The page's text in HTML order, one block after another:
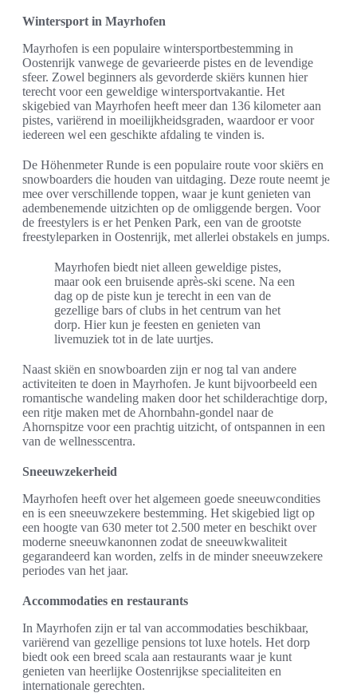
Wintersport in Mayrhofen
Mayrhofen is een populaire wintersportbestemming in
Oostenrijk vanwege de gevarieerde pistes en de levendige
sfeer. Zowel beginners als gevorderde skiërs kunnen hier
terecht voor een geweldige wintersportvakantie. Het
skigebied van Mayrhofen heeft meer dan 136 kilometer aan
pistes, variërend in moeilijkheidsgraden, waardoor er voor
iedereen wel een geschikte afdaling te vinden is.
De Höhenmeter Runde is een populaire route voor skiërs en
snowboarders die houden van uitdaging. Deze route neemt je
mee over verschillende toppen, waar je kunt genieten van
adembenemende uitzichten op de omliggende bergen. Voor
de freestylers is er het Penken Park, een van de grootste
freestyleparken in Oostenrijk, met allerlei obstakels en jumps.
Mayrhofen biedt niet alleen geweldige pistes,
maar ook een bruisende après-ski scene. Na een
dag op de piste kun je terecht in een van de
gezellige bars of clubs in het centrum van het
dorp. Hier kun je feesten en genieten van
livemuziek tot in de late uurtjes.
Naast skiën en snowboarden zijn er nog tal van andere
activiteiten te doen in Mayrhofen. Je kunt bijvoorbeeld een
romantische wandeling maken door het schilderachtige dorp,
een ritje maken met de Ahornbahn-gondel naar de
Ahornspitze voor een prachtig uitzicht, of ontspannen in een
van de wellnesscentra.
Sneeuwzekerheid
Mayrhofen heeft over het algemeen goede sneeuwcondities
en is een sneeuwzekere bestemming. Het skigebied ligt op
een hoogte van 630 meter tot 2.500 meter en beschikt over
moderne sneeuwkanonnen zodat de sneeuwkwaliteit
gegarandeerd kan worden, zelfs in de minder sneeuwzekere
periodes van het jaar.
Accommodaties en restaurants
In Mayrhofen zijn er tal van accommodaties beschikbaar,
variërend van gezellige pensions tot luxe hotels. Het dorp
biedt ook een breed scala aan restaurants waar je kunt
genieten van heerlijke Oostenrijkse specialiteiten en
internationale gerechten.